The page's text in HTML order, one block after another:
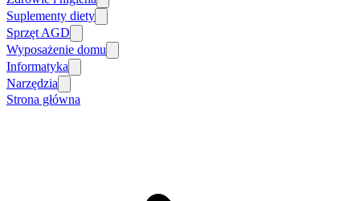
Suplementy diety
Sprzęt AGD
Wyposażenie domu
Informatyka
Narzędzia
Strona główna